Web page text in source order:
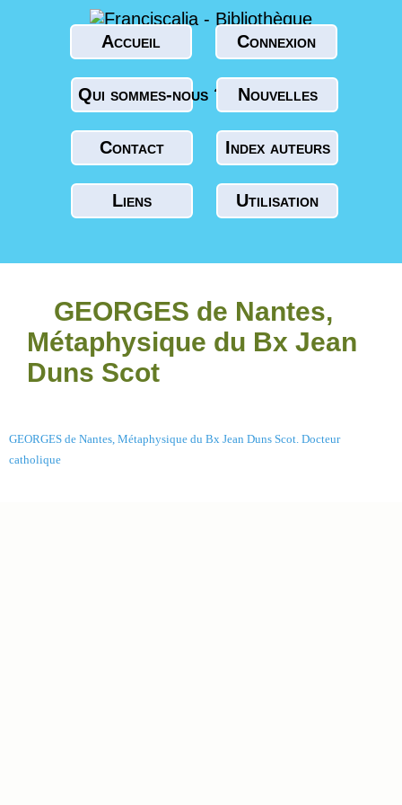
Accueil Connexion
Qui sommes-nous ? Nouvelles
Contact Index auteurs
Liens Utilisation
GEORGES de Nantes,
Métaphysique du Bx Jean
Duns Scot
GEORGES de Nantes, Métaphysique du Bx Jean Duns Scot. Docteur
catholique